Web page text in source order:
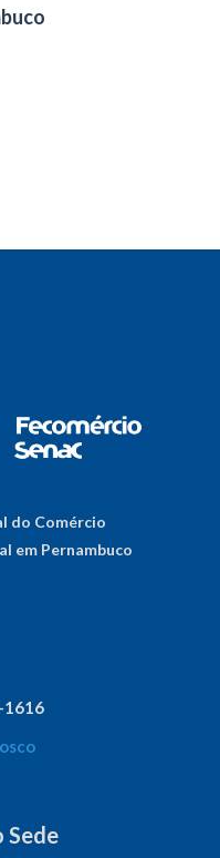
do Comércio
em Pernambuco
1616
Sede